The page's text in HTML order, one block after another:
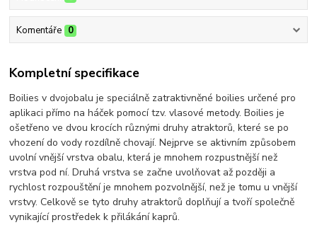
Komentáře 0
Kompletní specifikace
Boilies v dvojobalu je speciálně zatraktivněné boilies určené pro
aplikaci přímo na háček pomocí tzv. vlasové metody. Boilies je
ošetřeno ve dvou krocích různými druhy atraktorů, které se po
vhození do vody rozdílně chovají. Nejprve se aktivním způsobem
uvolní vnější vrstva obalu, která je mnohem rozpustnější než
vrstva pod ní. Druhá vrstva se začne uvolňovat až později a
rychlost rozpouštění je mnohem pozvolnější, než je tomu u vnější
vrstvy. Celkově se tyto druhy atraktorů doplňují a tvoří společně
vynikající prostředek k přilákání kaprů.